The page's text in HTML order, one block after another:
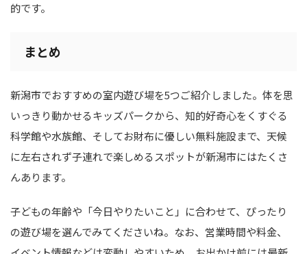
的です。
まとめ
新潟市でおすすめの室内遊び場を5つご紹介しました。体を思
いっきり動かせるキッズパークから、知的好奇心をくすぐる
科学館や水族館、そしてお財布に優しい無料施設まで、天候
に左右されず子連れで楽しめるスポットが新潟市にはたくさ
んあります。
子どもの年齢や「今日やりたいこと」に合わせて、ぴったり
の遊び場を選んでみてくださいね。なお、営業時間や料金、